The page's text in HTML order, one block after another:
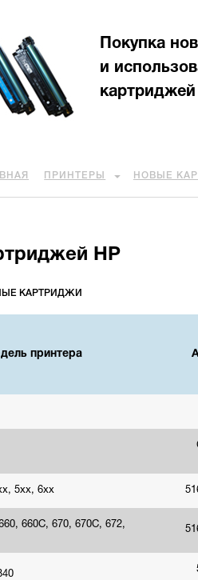
Покупка
и
картриджей
ПРИНТЕРЫ НОВЫЕ
HP
КАРТРИДЖИ
принтера
5xx, 6xx
660C, 670, 670C, 672,